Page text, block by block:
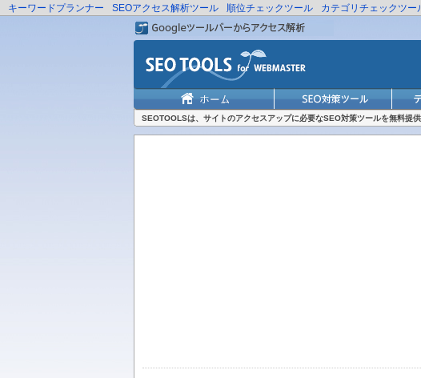
キーワードプランナー SEOアクセス解析ツール 順位チェックツール カテゴリチェックツー
SEOTOOLSは、サイトのアクセスアップに必要なSEO対策ツールを無料提